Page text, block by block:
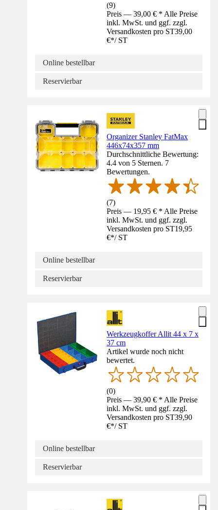
(9)
Preis — 39,00 € * Alle Preise
inkl. MwSt. und ggf. zzgl.
Versandkosten pro ST39,00
€*/ ST
Online bestellbar
Reservierbar
Organizer Stanley FatMax
446x74x357 mm
Durchschnittliche Bewertung:
4.4 von 5 Sternen. 7
Bewertungen.
(7)
Preis — 19,95 € * Alle Preise
inkl. MwSt. und ggf. zzgl.
Versandkosten pro ST19,95
€*/ ST
Online bestellbar
Reservierbar
Werkzeugkoffer Allit 44 x 7 x
37 cm
Artikel wurde noch nicht
bewertet.
(0)
Preis — 39,90 € * Alle Preise
inkl. MwSt. und ggf. zzgl.
Versandkosten pro ST39,90
€*/ ST
Online bestellbar
Reservierbar